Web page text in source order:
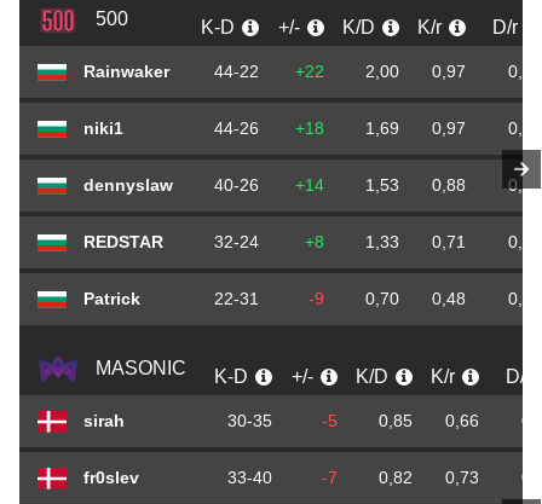
500 K-D +/- K/D K/r D/r
Rainwaker 44-22 +22 2,00 0,97 0,48
niki1 44-26 +18 1,69 0,97 0,57
dennyslaw 40-26 +14 1,53 0,88 0,57
REDSTAR 32-24 +8 1,33 0,71 0,53
Patrick 22-31 -9 0,70 0,48 0,68
MASONIC K-D +/- K/D K/r D/r
sirah 30-35 -5 0,85 0,66
fr0slev 33-40 -7 0,82 0,73